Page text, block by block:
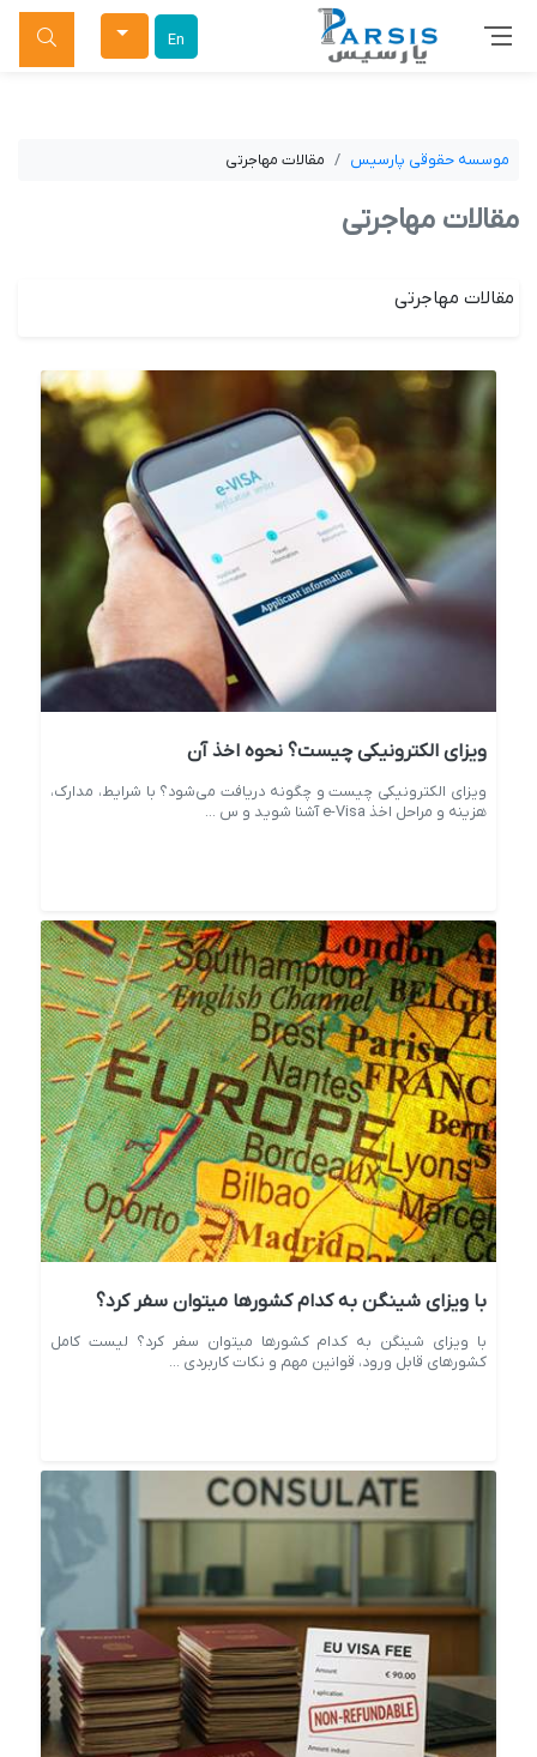
En جستجو
موسسه حقوقی پارسیس مقالات مهاجرتی
مقالات مهاجرتی
مقالات مهاجرتی
ویزای الکترونیکی چیست؟ نحوه اخذ آن
ویزای الکترونیکی چیست و چگونه دریافت می‌شود؟ با شرایط، مدارک،
هزینه و مراحل اخذ e-Visa آشنا شوید و س ...
با ویزای شینگن به کدام کشورها میتوان سفر کرد؟
با ویزای شینگن به کدام کشورها میتوان سفر کرد؟ لیست کامل
کشورهای قابل ورود، قوانین مهم و نکات کاربردی ...